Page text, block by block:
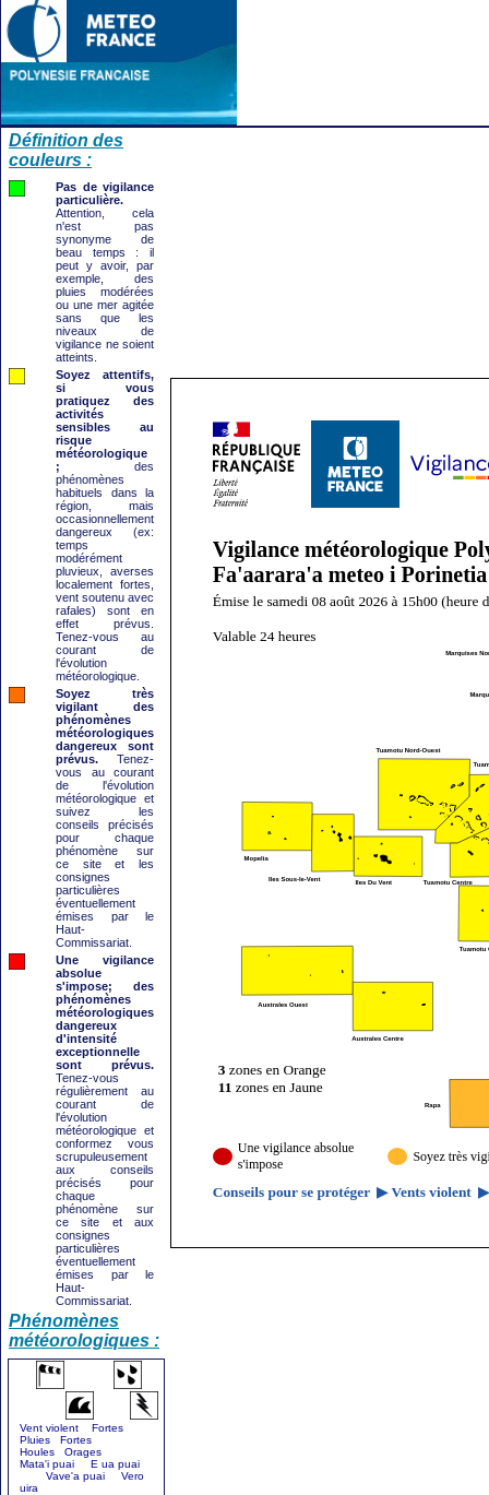
Définition des
couleurs :
Pas de vigilance
particulière.
Attention, cela
n'est pas
synonyme de
beau temps : il
peut y avoir, par
exemple, des
pluies modérées
ou une mer agitée
sans que les
niveaux de
vigilance ne soient
atteints.
Soyez attentifs,
si vous
pratiquez des
activités
sensibles au
risque
météorologique
; des
phénomènes
habituels dans la
région, mais
occasionnellement
dangereux (ex:
temps
modérément
pluvieux, averses
localement fortes,
vent soutenu avec
rafales) sont en
effet prévus.
Tenez-vous au
courant de
l'évolution
météorologique.
Soyez très
vigilant des
phénomènes
météorologiques
dangereux sont
prévus. Tenez-
vous au courant
de l'évolution
météorologique et
suivez les
conseils précisés
pour chaque
phénomène sur
ce site et les
consignes
particulières
éventuellement
émises par le
Haut-
Commissariat.
Une vigilance
absolue
s'impose; des
phénomènes
météorologiques
dangereux
d'intensité
exceptionnelle
sont prévus.
Tenez-vous
régulièrement au
courant de
l'évolution
météorologique et
conformez vous
scrupuleusement
aux conseils
précisés pour
chaque
phénomène sur
ce site et aux
consignes
particulières
éventuellement
émises par le
Haut-
Commissariat.
Phénomènes
météorologiques :
Vent violent Fortes
Pluies Fortes
Houles Orages
Mata'i puai E ua puai
Vave'a puai Vero
uira